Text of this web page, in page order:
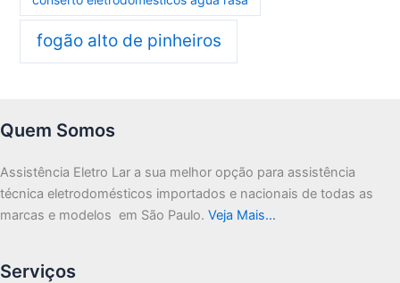
fogão alto de pinheiros
Quem Somos
Assistência Eletro Lar a sua melhor opção para assistência
técnica eletrodomésticos importados e nacionais de todas as
marcas e modelos em São Paulo. Veja Mais…
Serviços